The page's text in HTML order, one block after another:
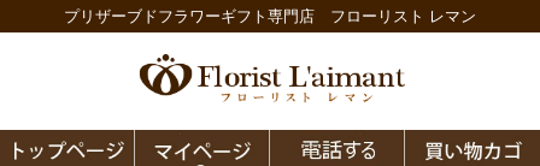
プリザーブドフラワーギフト専門店 フローリスト レマン